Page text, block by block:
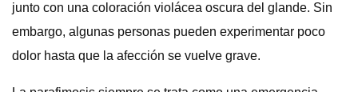
junto con una coloración violácea oscura del glande. Sin
embargo, algunas personas pueden experimentar poco
dolor hasta que la afección se vuelve grave.